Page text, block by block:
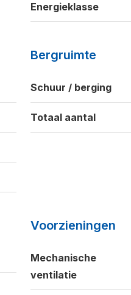
Energieklasse
Bergruimte
Schuur / berging
Totaal aantal
Voorzieningen
Mechanische
ventilatie